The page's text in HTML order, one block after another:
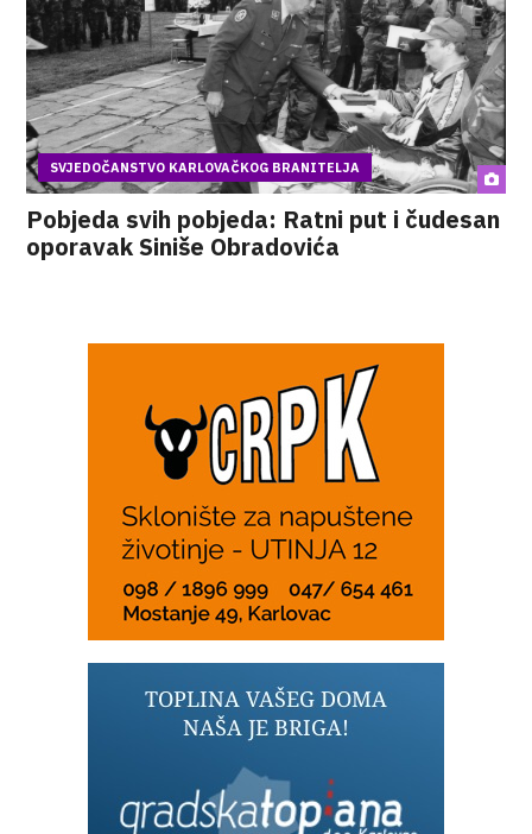
SVJEDOČANSTVO KARLOVAČKOG BRANITELJA
Pobjeda svih pobjeda: Ratni put i čudesan
oporavak Siniše Obradovića